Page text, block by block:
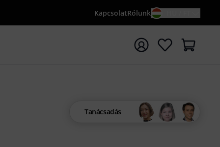
KapcsolatRólunk
indítása {searchTerm} keresőszóval
Tanácsadás